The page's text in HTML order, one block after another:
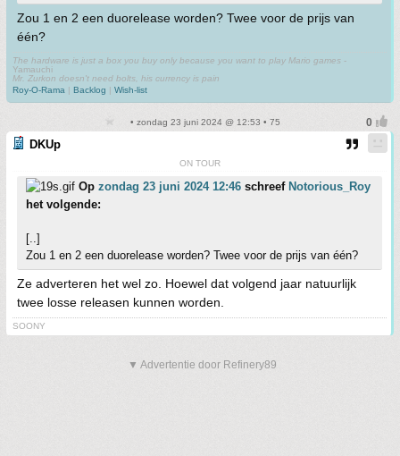
Zou 1 en 2 een duorelease worden? Twee voor de prijs van
één?
The hardware is just a box you buy only because you want to play Mario games -
Yamauchi
Mr. Zurkon doesn't need bolts, his currency is pain
Roy-O-Rama
Backlog Wish-list
• zondag 23 juni 2024 @ 12:53 • 75
DKUp
ON TOUR
Op zondag 23 juni 2024 12:46 schreef Notorious_Roy
het volgende:
[..]
Zou 1 en 2 een duorelease worden? Twee voor de prijs van één?
Ze adverteren het wel zo. Hoewel dat volgend jaar natuurlijk
twee losse releasen kunnen worden.
SOONY
▼ Advertentie door Refinery89